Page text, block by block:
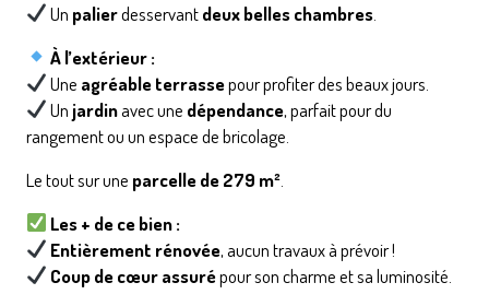
Un palierdesservantdeux belles chambres
À l’extérieur :
Une agréable terrassepour profiter des beaux jours.
Un jardinavec une dépendance, parfait pour du
rangement ou un espace de bricolage.
Le tout sur une parcelle de 279 m²
Les + de ce bien :
Entièrement rénovée, aucun travaux à prévoir !
Coup de cœur assurépour son charme et sa luminosité.